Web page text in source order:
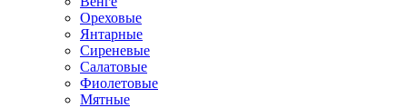
Ореховые
Янтарные
Сиреневые
Салатовые
Фиолетовые
Мятные